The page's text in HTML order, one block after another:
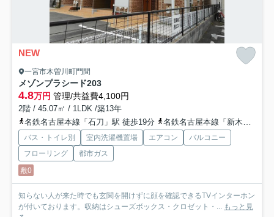
NEW
一宮市木曽川町門間
メゾンプラシード203
4.8万円 管理/共益費4,100円
2階 / 45.07㎡ / 1LDK /築13年
名鉄名古屋本線「石刀」駅 徒歩19分
名鉄名古屋本線「新木曽川」駅 徒歩27分
バス・トイレ別 室内洗濯機置場 エアコン
バルコニー
フローリング
都市ガス
敷0
知らない人が来た時でも玄関を開けずに顔を確認できるTVインターホン
が付いております。収納はシューズボックス・クロゼット・...
もっと見